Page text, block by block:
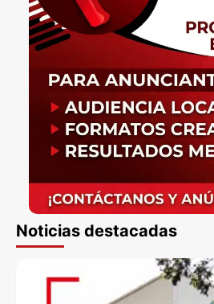
Noticias destacadas